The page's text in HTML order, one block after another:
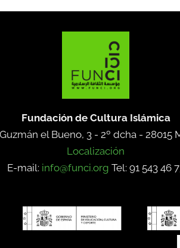
Fundación de Cultura Islámica
el Bueno, 3 - 2º dcha - 28015
Localización
E-mail: info@funci.org Tel: 91 543 46